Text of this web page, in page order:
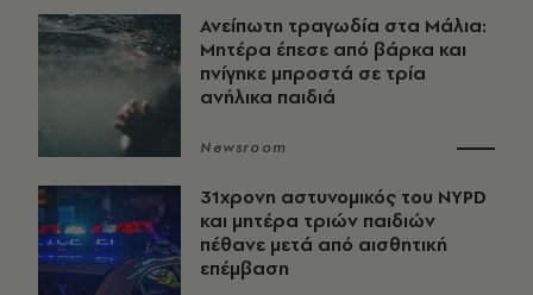
Ανείπωτη τραγωδία στα Μάλια:
Μητέρα έπεσε από βάρκα και
πνίγηκε μπροστά σε τρία
ανήλικα παιδιά
Newsroom
31χρονη αστυνομικός του NYPD
και μητέρα τριών παιδιών
πέθανε μετά από αισθητική
επέμβαση